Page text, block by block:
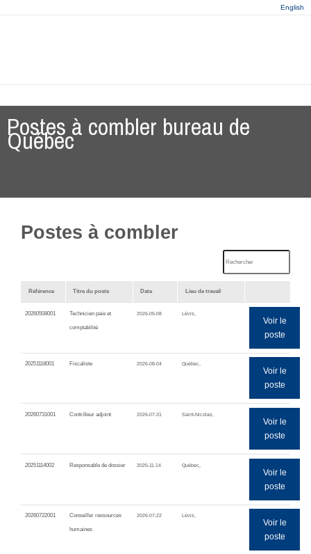
English
Postes à combler bureau de
Québec
Postes à combler
Référence Titre du poste Date Lieu de travail
20260508001 Technicien paie et
comptabilité
2026-05-08 Lévis,
Voir le
poste
20251118001 Fiscaliste 2026-08-04 Québec,
Voir le
poste
20260731001 Contrôleur adjoint 2026-07-31 Saint-Nicolas,
Voir le
poste
20251114002 Responsable de dossier 2025-11-14 Québec,
Voir le
poste
20260722001 Conseiller ressources
humaines
2026-07-22 Lévis,
Voir le
poste